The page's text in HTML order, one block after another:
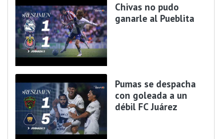
Chivas no pudo
ganarle al Pueblita
Pumas se despacha
con goleada a un
débil FC Juárez